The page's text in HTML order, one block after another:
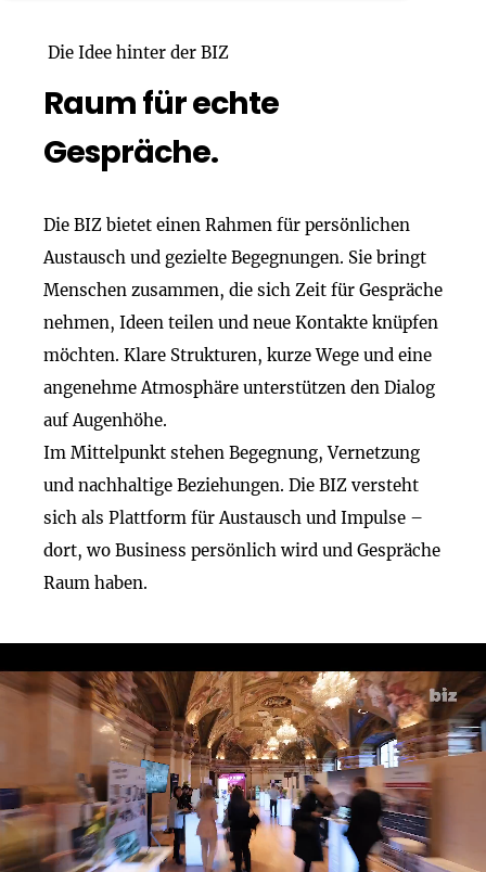
Die Idee hinter der BIZ
Raum für echte
Gespräche.
Die BIZ bietet einen Rahmen für persönlichen
Austausch und gezielte Begegnungen. Sie bringt
Menschen zusammen, die sich Zeit für Gespräche
nehmen, Ideen teilen und neue Kontakte knüpfen
möchten. Klare Strukturen, kurze Wege und eine
angenehme Atmosphäre unterstützen den Dialog
auf Augenhöhe.
Im Mittelpunkt stehen Begegnung, Vernetzung
und nachhaltige Beziehungen. Die BIZ versteht
sich als Plattform für Austausch und Impulse –
dort, wo Business persönlich wird und Gespräche
Raum haben.